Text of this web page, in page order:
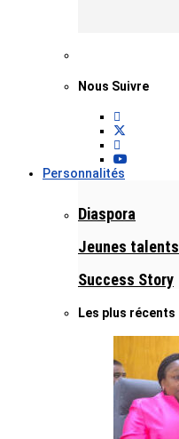
Nous Suivre
Personnalités
Diaspora
Jeunes talents
Success Story
Les plus récents